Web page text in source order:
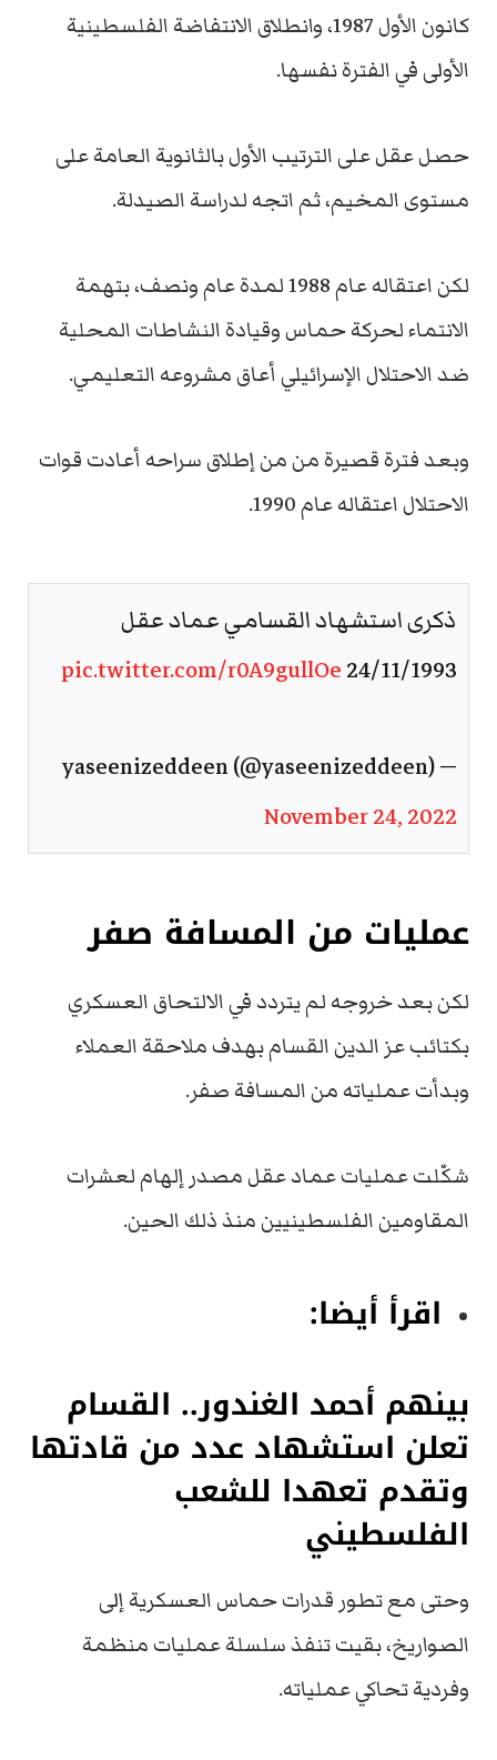
كانون الأول 1987، وانطلاق الانتفاضة الفلسطينية
الأولى في الفترة نفسها.
حصل عقل على الترتيب الأول بالثانوية العامة على
مستوى المخيم، ثم اتجه لدراسة الصيدلة.
لكن اعتقاله عام 1988 لمدة عام ونصف، بتهمة
الانتماء لحركة حماس وقيادة النشاطات المحلية
ضد الاحتلال الإسرائيلي أعاق مشروعه التعليمي.
وبعد فترة قصيرة من من إطلاق سراحه أعادت قوات
الاحتلال اعتقاله عام 1990.
ذكرى استشهاد القسامي عماد عقل
24/11/1993
pic.twitter.com/r0A9gullOe
— yaseenizeddeen (@yaseenizeddeen)
November 24, 2022
عمليات من المسافة صفر
لكن بعد خروجه لم يتردد في الالتحاق العسكري
بكتائب عز الدين القسام بهدف ملاحقة العملاء
وبدأت عملياته من المسافة صفر.
شكّلت عمليات عماد عقل مصدر إلهام لعشرات
المقاومين الفلسطينيين منذ ذلك الحين.
اقرأ أيضا:
بينهم أحمد الغندور.. القسام
تعلن استشهاد عدد من قادتها
وتقدم تعهدا للشعب
الفلسطيني
وحتى مع تطور قدرات حماس العسكرية إلى
الصواريخ، بقيت تنفذ سلسلة عمليات منظمة
وفردية تحاكي عملياته.